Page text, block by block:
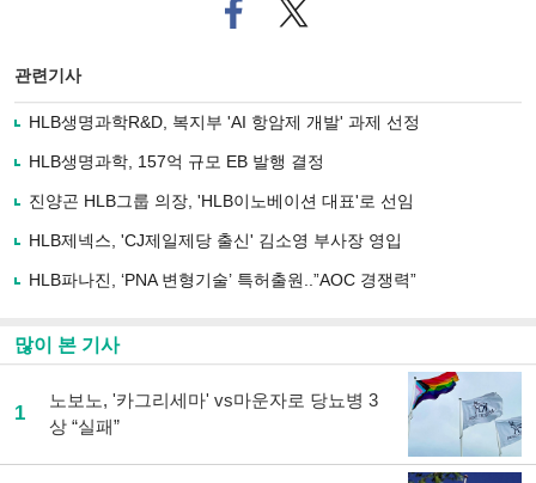
페
이
로
사
유
기
트위
터로
관련기사
HLB생명과학R&D, 복지부 'AI 항암제 개발' 과제 선정
HLB생명과학, 157억 규모 EB 발행 결정
진양곤 HLB그룹 의장, 'HLB이노베이션 대표'로 선임
HLB제넥스, 'CJ제일제당 출신' 김소영 부사장 영입
HLB파나진, ‘PNA 변형기술’ 특허출원..”AOC 경쟁력”
많이 본 기사
1
노보노, '카그리세마' vs마운자로 당뇨병 3
상 “실패”